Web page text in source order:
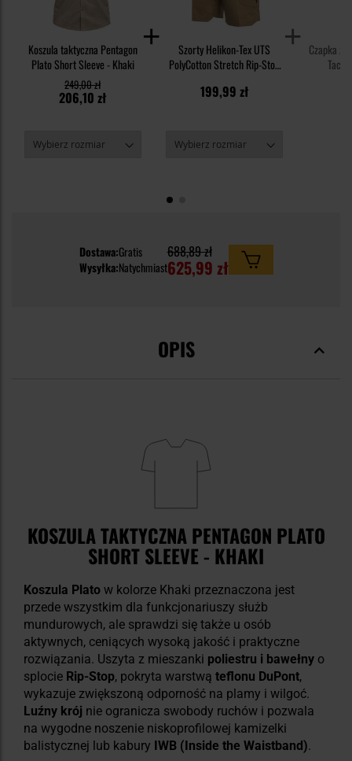
Koszula taktyczna Pentagon
Plato Short Sleeve - Khaki
206,10 zł
249,00 zł
Szorty Helikon-Tex UTS
PolyCotton Stretch Rip-Stop
199,99 zł
Czapka z
Dostawa:Gratis
Wysyłka:Natychmiast
688,89 zł
625,99 zł
OPIS
KOSZULA TAKTYCZNA PENTAGON PLATO
SHORT SLEEVE - KHAKI
Koszula Plato w kolorze Khaki przeznaczona jest
przede wszystkim dla funkcjonariuszy służb
mundurowych, ale sprawdzi się także u osób
aktywnych, ceniących wysoką jakość i praktyczne
rozwiązania. Uszyta z mieszanki poliestru i bawełny o
splocie Rip-Stop, pokryta warstwą teflonu DuPont,
wykazuje zwiększoną odporność na plamy i wilgoć.
Luźny krój nie ogranicza swobody ruchów i pozwala
na wygodne noszenie niskoprofilowej kamizelki
balistycznej lub kabury IWB (Inside the Waistband).